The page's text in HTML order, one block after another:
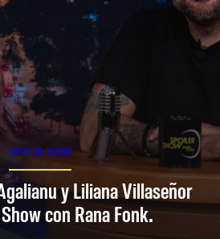
SPOILER SHOW
y Liliana Villaseñor
con Rana Fonk.